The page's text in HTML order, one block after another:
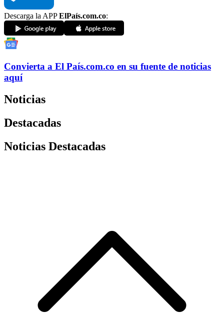
Descarga la APPElPaís.com.co:
Convierta a El País.com.co en su fuente de noticias
aquí
Noticias
Destacadas
Noticias Destacadas